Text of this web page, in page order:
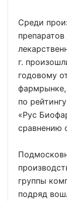
Среди
г.
годовому
по
«Рус
сравнению
группы
подряд